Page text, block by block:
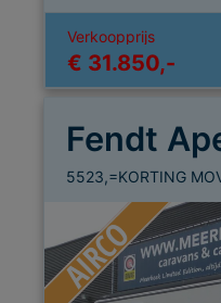
Verkoopprijs
€ 31.850,-
Fendt
5523,=KORTING